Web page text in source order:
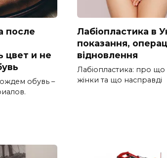
после
цвет и не
обувь –
Лабіопластика в
показання,
відновлення
Лабіопластика: про що
жінки та що насправді